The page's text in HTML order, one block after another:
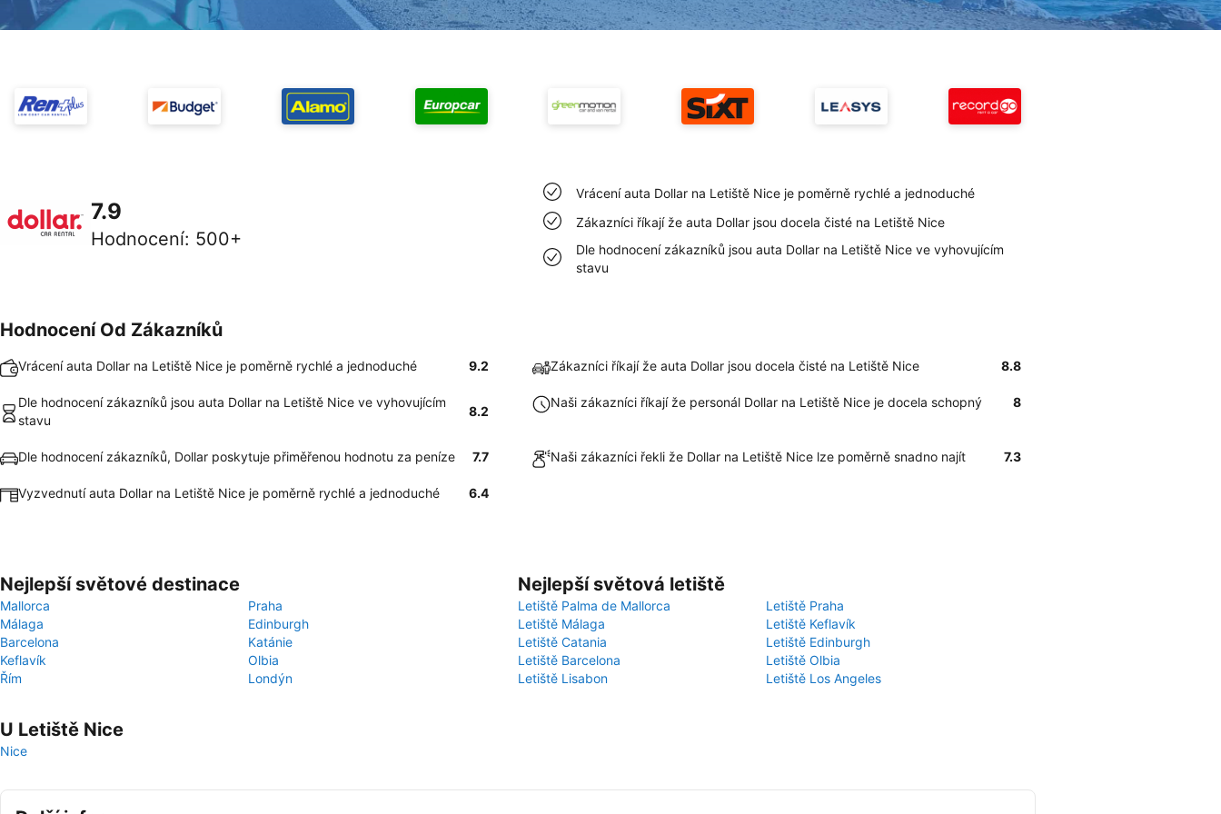
7.9
Hodnocení: 500+
Vrácení auta Dollar na Letiště Nice je poměrně rychlé a jednoduché
Zákazníci říkají že auta Dollar jsou docela čisté na Letiště Nice
Dle hodnocení zákazníků jsou auta Dollar na Letiště Nice ve vyhovujícím
stavu
Hodnocení Od Zákazníků
Vrácení auta Dollar na Letiště Nice je poměrně rychlé a jednoduché 9.2 Zákazníci říkají že auta Dollar jsou docela čisté na Letiště Nice 8.8
Dle hodnocení zákazníků jsou auta Dollar na Letiště Nice ve vyhovujícím
stavu
8.2
Naši zákazníci říkají že personál Dollar na Letiště Nice je docela schopný 8
Dle hodnocení zákazníků, Dollar poskytuje přiměřenou hodnotu za peníze 7.7 Naši zákazníci řekli že Dollar na Letiště Nice lze poměrně snadno najít 7.3
Vyzvednutí auta Dollar na Letiště Nice je poměrně rychlé a jednoduché 6.4
Nejlepší světové destinace
Mallorca
Praha
Málaga
Edinburgh
Barcelona
Katánie
Keflavík
Olbia
Řím
Londýn
Nejlepší světová letiště
Letiště Palma de Mallorca
Letiště Praha
Letiště Málaga
Letiště Keflavík
Letiště Catania
Letiště Edinburgh
Letiště Barcelona
Letiště Olbia
Letiště Lisabon
Letiště Los Angeles
U Letiště Nice
Nice